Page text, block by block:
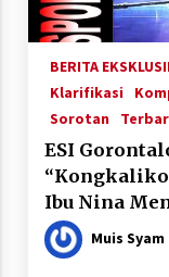
BERITA
Klarifikasi
Sorotan
ESI
Ibu Nina
Muis Syam